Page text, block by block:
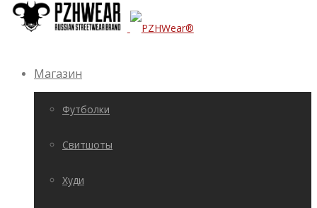
Магазин
Футболки
Свитшоты
Худи